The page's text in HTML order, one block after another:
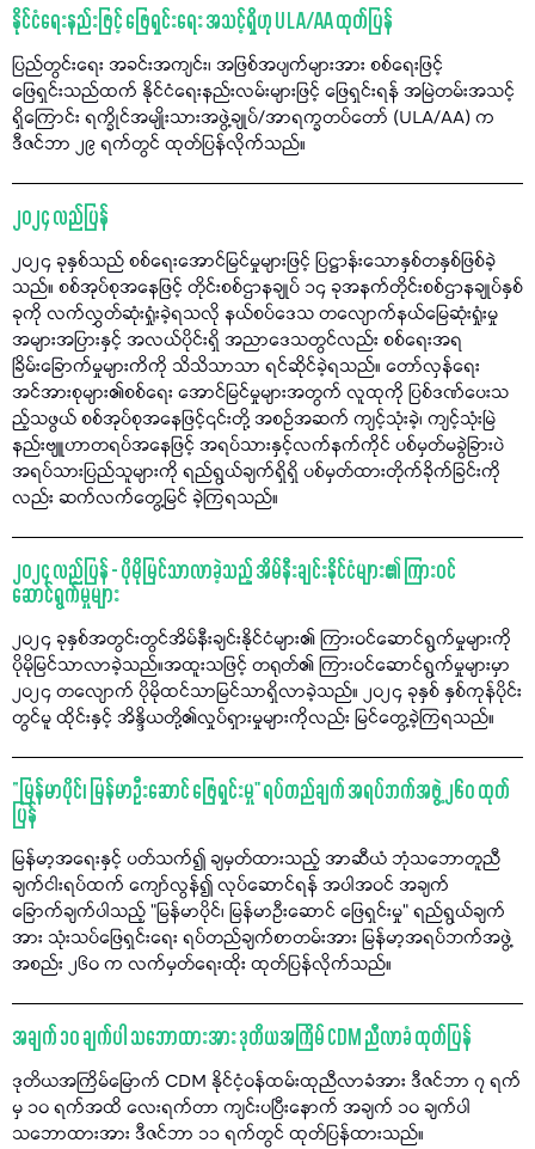
နိုင်ငံရေးနည်းဖြင့် ဖြေရှင်းရေး အသင့်ရှိဟု ULA/AA ထုတ်ပြန်
ပြည်တွင်းရေး အခင်းအကျင်း၊ အဖြစ်အပျက်များအား စစ်ရေးဖြင့်
ဖြေရှင်းသည်ထက် နိုင်ငံရေးနည်းလမ်းများဖြင့် ဖြေရှင်းရန် အမြဲတမ်းအသင့်
ရှိကြောင်း ရက္ခိုင်အမျိုးသားအဖွဲ့ချုပ်/အာရက္ခတပ်တော် (ULA/AA) က
ဒီဇင်ဘာ ၂၉ ရက်တွင် ထုတ်ပြန်လိုက်သည်။
၂၀၂၄ လည်ပြန်
၂၀၂၄ ခုနှစ်သည် စစ်ရေးအောင်မြင်မှုများဖြင့် ပြဋ္ဌာန်းသောနှစ်တနှစ်ဖြစ်ခဲ့
သည်။ စစ်အုပ်စုအနေဖြင့် တိုင်းစစ်ဌာနချုပ် ၁၄ ခုအနက်တိုင်းစစ်ဌာနချုပ်နှစ်
ခုကို လက်လွှတ်ဆုံးရှုံးခဲ့ရသလို နယ်စပ်ဒေသ တလျောက်နယ်မြေဆုံးရှုံးမှု
အများအပြားနှင့် အလယ်ပိုင်းရှိ အညာဒေသတွင်လည်း စစ်ရေးအရ
ခြိမ်းခြောက်မှုများကိကို သိသိသာသာ ရင်ဆိုင်ခဲ့ရသည်။ တော်လှန်ရေး
အင်အားစုများ၏စစ်ရေး အောင်မြင်မှုများအတွက် လူထုကို ပြစ်ဒဏ်ပေးသ
ည့်သဖွယ် စစ်အုပ်စုအနေဖြင့်၎င်းတို့ အစဉ်အဆက် ကျင့်သုံးခဲ့၊ ကျင့်သုံးမြဲ
နည်းဗျူဟာတရပ်အနေဖြင့် အရပ်သားနှင့်လက်နက်ကိုင် ပစ်မှတ်မခွဲခြားပဲ
အရပ်သားပြည်သူများကို ရည်ရွယ်ချက်ရှိရှိ ပစ်မှတ်ထားတိုက်ခိုက်ခြင်းကို
လည်း ဆက်လက်တွေ့မြင် ခဲ့ကြရသည်။
၂၀၂၄ လည်ပြန် - ပိုမိုမြင်သာလာခဲ့သည့် အိမ်နီးချင်းနိုင်ငံများ၏ ကြားဝင်
ဆောင်ရွက်မှုများ
၂၀၂၄ ခုနှစ်အတွင်းတွင်အိမ်နီးချင်းနိုင်ငံများ၏ ကြားဝင်ဆောင်ရွက်မှုများကို
ပိုမိုမြင်သာလာခဲ့သည်။အထူးသဖြင့် တရုတ်၏ ကြားဝင်ဆောင်ရွက်မှုများမှာ
၂၀၂၄ တလျောက် ပိုမိုထင်သာမြင်သာရှိလာခဲ့သည်။ ၂၀၂၄ ခုနှစ် နှစ်ကုန်ပိုင်း
တွင်မူ ထိုင်းနှင့် အိန္ဒိယတို့၏လှုပ်ရှားမှုများကိုလည်း မြင်တွေ့ခဲ့ကြရသည်။
“မြန်မာပိုင်၊ မြန်မာဦးဆောင် ဖြေရှင်းမှု" ရပ်တည်ချက် အရပ်ဘက်အဖွဲ့ ၂၆၀ ထုတ်
ပြန်
မြန်မာ့အရေးနှင့် ပတ်သက်၍ ချမှတ်ထားသည့် အာဆီယံ ဘုံသဘောတူညီ
ချက်ငါးရပ်ထက် ကျော်လွန်၍ လုပ်ဆောင်ရန် အပါအဝင် အချက်
ခြောက်ချက်ပါသည့် "မြန်မာပိုင်၊ မြန်မာဦးဆောင် ဖြေရှင်းမှု" ရည်ရွယ်ချက်
အား သုံးသပ်ဖြေရှင်းရေး ရပ်တည်ချက်စာတမ်းအား မြန်မာ့အရပ်ဘက်အဖွဲ့
အစည်း ၂၆၀ က လက်မှတ်ရေးထိုး ထုတ်ပြန်လိုက်သည်။
အချက် ၁၀ ချက်ပါ သဘောထားအား ဒုတိယအကြိမ် CDM ညီလာခံ ထုတ်ပြန်
ဒုတိယအကြိမ်မြောက် CDM နိုင်ငံ့ဝန်ထမ်းထုညီလာခံအား ဒီဇင်ဘာ ၇ ရက်
မှ ၁၀ ရက်အထိ လေးရက်တာ ကျင်းပပြီးနောက် အချက် ၁၀ ချက်ပါ
သဘောထားအား ဒီဇင်ဘာ ၁၁ ရက်တွင် ထုတ်ပြန်ထားသည်။